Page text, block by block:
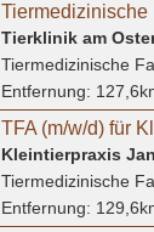
Tiermedizinische
Tierklinik am
Tiermedizinische
Entfernung:
Kleintierpraxis
Tiermedizinische
Entfernung: